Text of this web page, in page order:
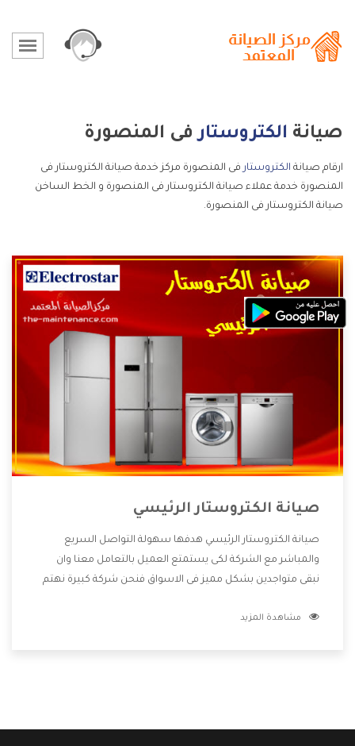
صيانة الكتروستارفى المنصورة
ارقام صيانة الكتروستار فى المنصورة مركز خدمة صيانة الكتروستار فى
المنصورة خدمة عملاء صيانة الكتروستار فى المنصورة و الخط الساخن
صيانة الكتروستار فى المنصورة.
صيانة الكتروستار الرئيسي
صيانة الكتروستار الرئيسي هدفها سهولة التواصل السريع
والمباشر مع الشركة لكى يستمتع العميل بالتعامل معنا وان
نبقى متواجدين بشكل مميز فى الاسواق فنحن شركة كبيرة نهتم
الشركة بها والتى تكون منها خدمة الصيانة التى تكون من أهم
مشاهدة المزيد